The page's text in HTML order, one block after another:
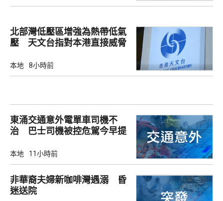
北部灣低壓區增強為熱帶低氣
壓 天文台指對本港直接威脅
本地 8小時前
東涌交通意外電單車司機不
治 巴士司機被控危駕今早提
本地 11小時前
非華裔夫婦新咖啡灣遇溺 昏
迷送院